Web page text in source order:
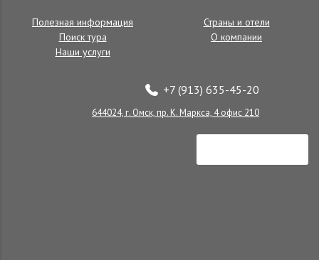
Полезная информация
Поиск тура
Наши услуги
Страны и отели
О компании
+7 (913) 635-45-20
644024, г. Омск, пр. К. Маркса, 4 офис 210